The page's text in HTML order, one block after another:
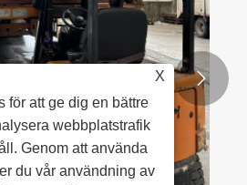

X
för att ge dig en bättre
webbplatstrafik
Genom att använda
du vår användning av